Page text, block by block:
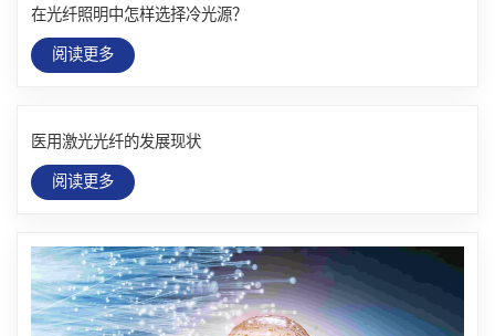
在光纤照明中怎样选择冷光源？
阅读更多
医用激光光纤的发展现状
阅读更多